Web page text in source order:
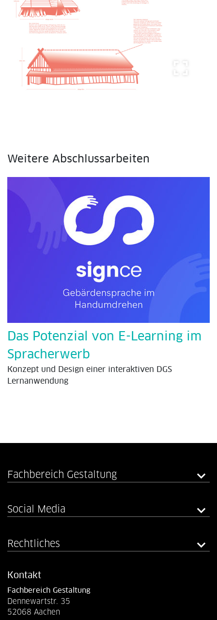
fullscreen
Weitere Abschlussarbeiten
Das Potenzial von E-Learning im
Spracherwerb
Konzept und Design einer interaktiven DGS
Lernanwendung
Fachbereich Gestaltung
Social Media
Rechtliches
Kontakt
Fachbereich Gestaltung
Dennewartstr. 35
52068 Aachen